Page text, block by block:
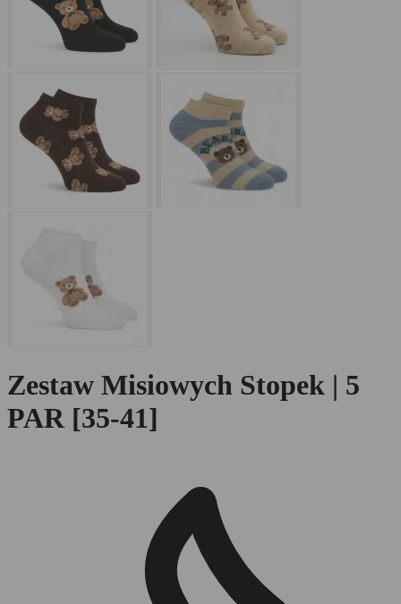
Zestaw Misiowych Stopek | 5
PAR [35-41]